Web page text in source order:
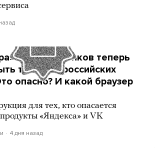
и других банков теперь
только в российских
опасно? И какой браузер
для тех, кто опасается
«Яндекса» и VK
4 дня назад